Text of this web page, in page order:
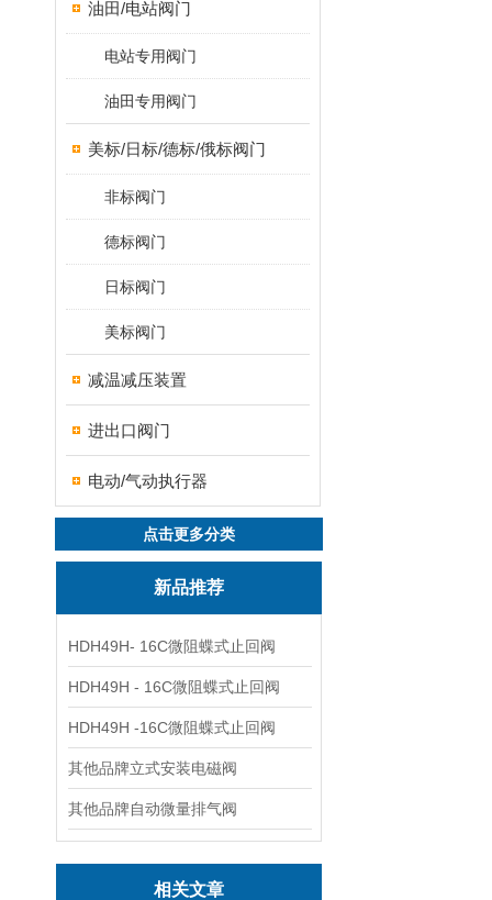
油田/电站阀门
电站专用阀门
油田专用阀门
美标/日标/德标/俄标阀门
非标阀门
德标阀门
日标阀门
美标阀门
减温减压装置
进出口阀门
电动/气动执行器
点击更多分类
新品推荐
HDH49H- 16C微阻蝶式止回阀
HDH49H - 16C微阻蝶式止回阀
HDH49H -16C微阻蝶式止回阀
其他品牌立式安装电磁阀
其他品牌自动微量排气阀
相关文章